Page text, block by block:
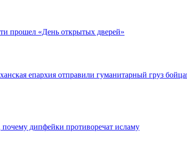
прошел «День открытых дверей»
епархия отправили гуманитарный груз
дипфейки противоречат исламу